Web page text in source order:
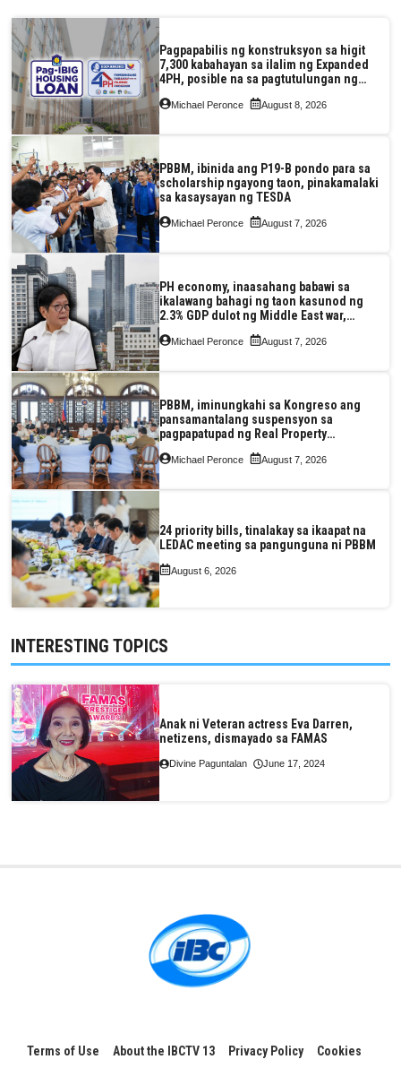
Pagpapabilis ng konstruksyon sa higit
7,300 kabahayan sa ilalim ng Expanded
4PH, posible na sa pagtutulungan ng
Pag-IBIG at P.A. Alvarez
Michael Peronce August 8, 2026
PBBM, ibinida ang P19-B pondo para sa
scholarship ngayong taon, pinakamalaki
sa kasaysayan ng TESDA
Michael Peronce August 7, 2026
PH economy, inaasahang babawi sa
ikalawang bahagi ng taon kasunod ng
2.3% GDP dulot ng Middle East war,
pagkaantala ng public construction
Michael Peronce August 7, 2026
PBBM, iminungkahi sa Kongreso ang
pansamantalang suspensyon sa
pagpapatupad ng Real Property
Valuation and Assessment Reform Act
Michael Peronce August 7, 2026
24 priority bills, tinalakay sa ikaapat na
LEDAC meeting sa pangunguna ni PBBM
August 6, 2026
INTERESTING TOPICS
Anak ni Veteran actress Eva Darren,
netizens, dismayado sa FAMAS
Divine Paguntalan June 17, 2024
Terms of Use About the IBCTV 13 Privacy Policy Cookies